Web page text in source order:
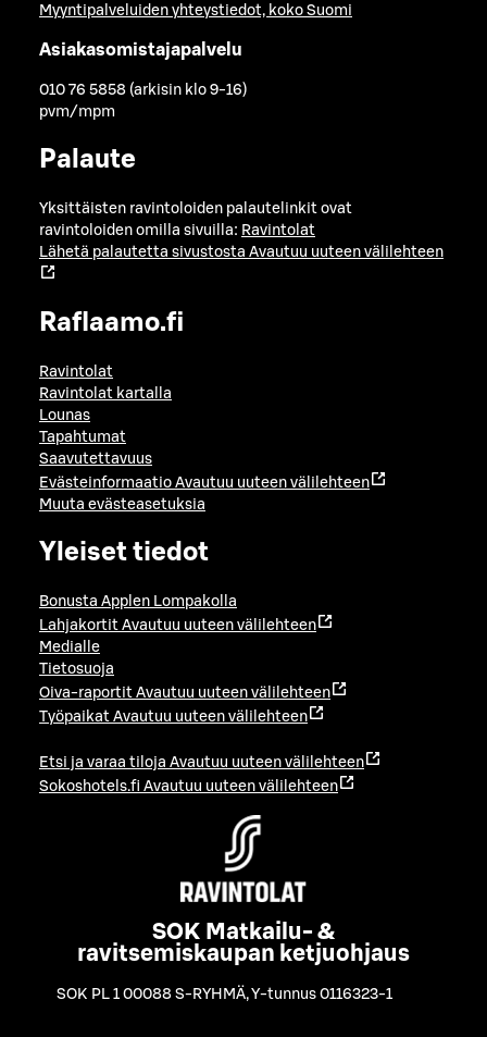
Myyntipalveluiden yhteystiedot, koko Suomi
Asiakasomistajapalvelu
010 76 5858 (arkisin klo 9-16)
pvm/mpm
Palaute
Yksittäisten ravintoloiden palautelinkit ovat
ravintoloiden omilla sivuilla: Ravintolat
Lähetä palautetta sivustosta Avautuu uuteen välilehteen
Raflaamo.fi
Ravintolat
Ravintolat kartalla
Lounas
Tapahtumat
Saavutettavuus
Evästeinformaatio Avautuu uuteen välilehteen
Muuta evästeasetuksia
Yleiset tiedot
Bonusta Applen Lompakolla
Lahjakortit Avautuu uuteen välilehteen
Medialle
Tietosuoja
Oiva-raportit Avautuu uuteen välilehteen
Työpaikat Avautuu uuteen välilehteen
Etsi ja varaa tiloja Avautuu uuteen välilehteen
Sokoshotels.fi Avautuu uuteen välilehteen
SOK Matkailu- &
ravitsemiskaupan ketjuohjaus
SOK PL 1 00088 S-RYHMÄ,Y-tunnus 0116323-1